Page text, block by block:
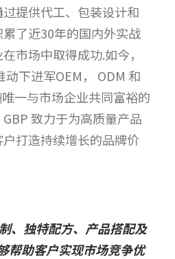
提供代工、包装设计和
了近30年的国内外实战
市场中取得成功.如今，
动下进军OEM， ODM 和
一与市场企业共同富裕的
致力于为高质量产品
打造持续增长的品牌价
、独特配方、产品搭配及
帮助客户实现市场竞争优